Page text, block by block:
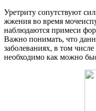
Уретриту сопутствуют
жжения во время
наблюдаются примеси
Важно понимать, что
заболеваниях, в том
необходимо как можно